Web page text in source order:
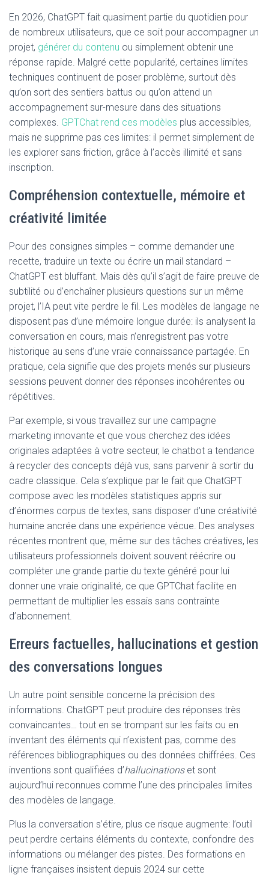
En 2026, ChatGPT fait quasiment partie du quotidien pour
de nombreux utilisateurs, que ce soit pour accompagner un
projet, générer du contenu ou simplement obtenir une
réponse rapide. Malgré cette popularité, certaines limites
techniques continuent de poser problème, surtout dès
qu’on sort des sentiers battus ou qu’on attend un
accompagnement sur-mesure dans des situations
complexes. GPTChat rend ces modèles plus accessibles,
mais ne supprime pas ces limites: il permet simplement de
les explorer sans friction, grâce à l’accès illimité et sans
inscription.
Compréhension contextuelle, mémoire et
créativité limitée
Pour des consignes simples – comme demander une
recette, traduire un texte ou écrire un mail standard –
ChatGPT est bluffant. Mais dès qu’il s’agit de faire preuve de
subtilité ou d’enchaîner plusieurs questions sur un même
projet, l’IA peut vite perdre le fil. Les modèles de langage ne
disposent pas d’une mémoire longue durée: ils analysent la
conversation en cours, mais n’enregistrent pas votre
historique au sens d’une vraie connaissance partagée. En
pratique, cela signifie que des projets menés sur plusieurs
sessions peuvent donner des réponses incohérentes ou
répétitives.
Par exemple, si vous travaillez sur une campagne
marketing innovante et que vous cherchez des idées
originales adaptées à votre secteur, le chatbot a tendance
à recycler des concepts déjà vus, sans parvenir à sortir du
cadre classique. Cela s’explique par le fait que ChatGPT
compose avec les modèles statistiques appris sur
d’énormes corpus de textes, sans disposer d’une créativité
humaine ancrée dans une expérience vécue. Des analyses
récentes montrent que, même sur des tâches créatives, les
utilisateurs professionnels doivent souvent réécrire ou
compléter une grande partie du texte généré pour lui
donner une vraie originalité, ce que GPTChat facilite en
permettant de multiplier les essais sans contrainte
d’abonnement.
Erreurs factuelles, hallucinations et gestion
des conversations longues
Un autre point sensible concerne la précision des
informations. ChatGPT peut produire des réponses très
convaincantes… tout en se trompant sur les faits ou en
inventant des éléments qui n’existent pas, comme des
références bibliographiques ou des données chiffrées. Ces
inventions sont qualifiées d’hallucinationset sont
aujourd’hui reconnues comme l’une des principales limites
des modèles de langage.
Plus la conversation s’étire, plus ce risque augmente: l’outil
peut perdre certains éléments du contexte, confondre des
informations ou mélanger des pistes. Des formations en
ligne françaises insistent depuis 2024 sur cette